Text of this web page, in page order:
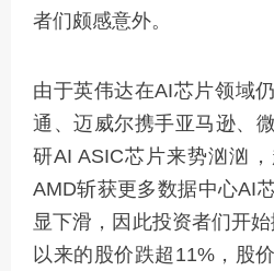
者们颇感意外。
由于英伟达在AI芯片领域
通、迈威尔携手亚马逊、
研AI ASIC芯片来势汹汹
AMD斩获更多数据中心AI
显下滑，因此投资者们开
以来的股价跌超11%，股